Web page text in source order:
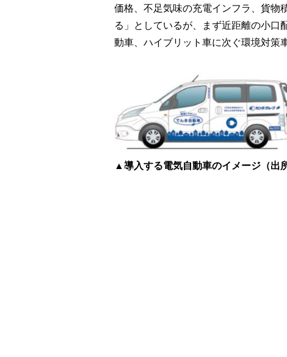
価格、不足気味の充電インフラ、貨物
る」としているが、まず近距離の小口
動車、ハイブリット車に次ぐ環境対策
▲導入する電気自動車のイメージ（出